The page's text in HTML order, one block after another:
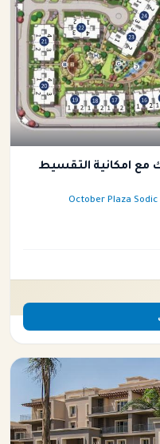
مع امكانية التقسيط